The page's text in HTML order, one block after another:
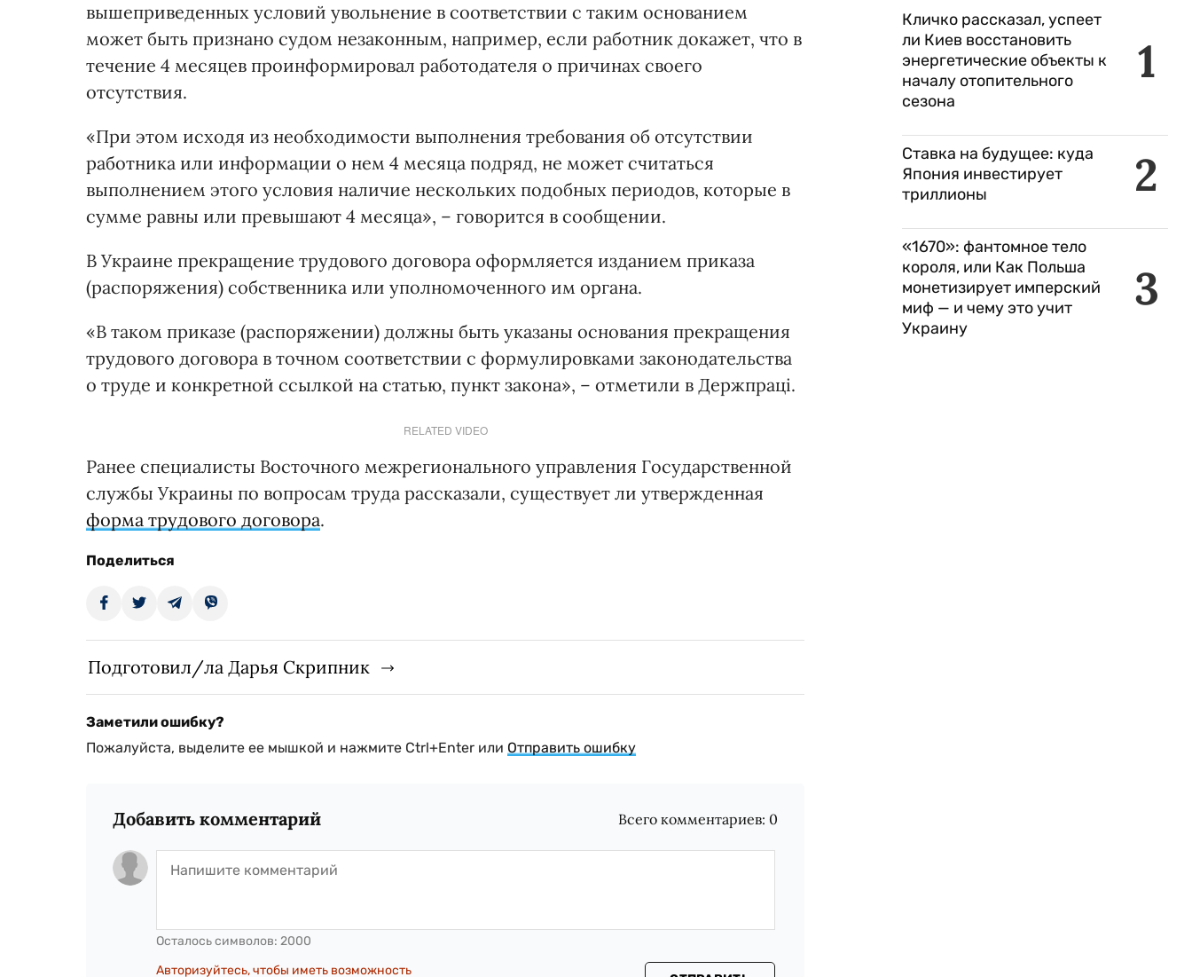
вышеприведенных условий увольнение в соответствии с таким основанием
может быть признано судом незаконным, например, если работник докажет, что в
течение 4 месяцев проинформировал работодателя о причинах своего
отсутствия.
«При этом исходя из необходимости выполнения требования об отсутствии
работника или информации о нем 4 месяца подряд, не может считаться
выполнением этого условия наличие нескольких подобных периодов, которые в
сумме равны или превышают 4 месяца», – говорится в сообщении.
В Украине прекращение трудового договора оформляется изданием приказа
(распоряжения) собственника или уполномоченного им органа.
«В таком приказе (распоряжении) должны быть указаны основания прекращения
трудового договора в точном соответствии с формулировками законодательства
о труде и конкретной ссылкой на статью, пункт закона», – отметили в Держпраці.
RELATED VIDEO
Ранее специалисты Восточного межрегионального управления Государственной
службы Украины по вопросам труда рассказали, существует ли утвержденная
форма трудового договора.
Поделиться
Подготовил/ла Дарья Скрипник
Заметили ошибку?
Пожалуйста, выделите ее мышкой и нажмите Ctrl+Enter или Отправить ошибку
Добавить комментарий Всего комментариев: 0
Осталось символов: 2000
Авторизуйтесь, чтобы иметь возможность
1
Кличко рассказал, успеет
ли Киев восстановить
энергетические объекты к
началу отопительного
сезона
2
Ставка на будущее: куда
Япония инвестирует
триллионы
3
«1670»: фантомное тело
короля, или Как Польша
монетизирует имперский
миф — и чему это учит
Украину